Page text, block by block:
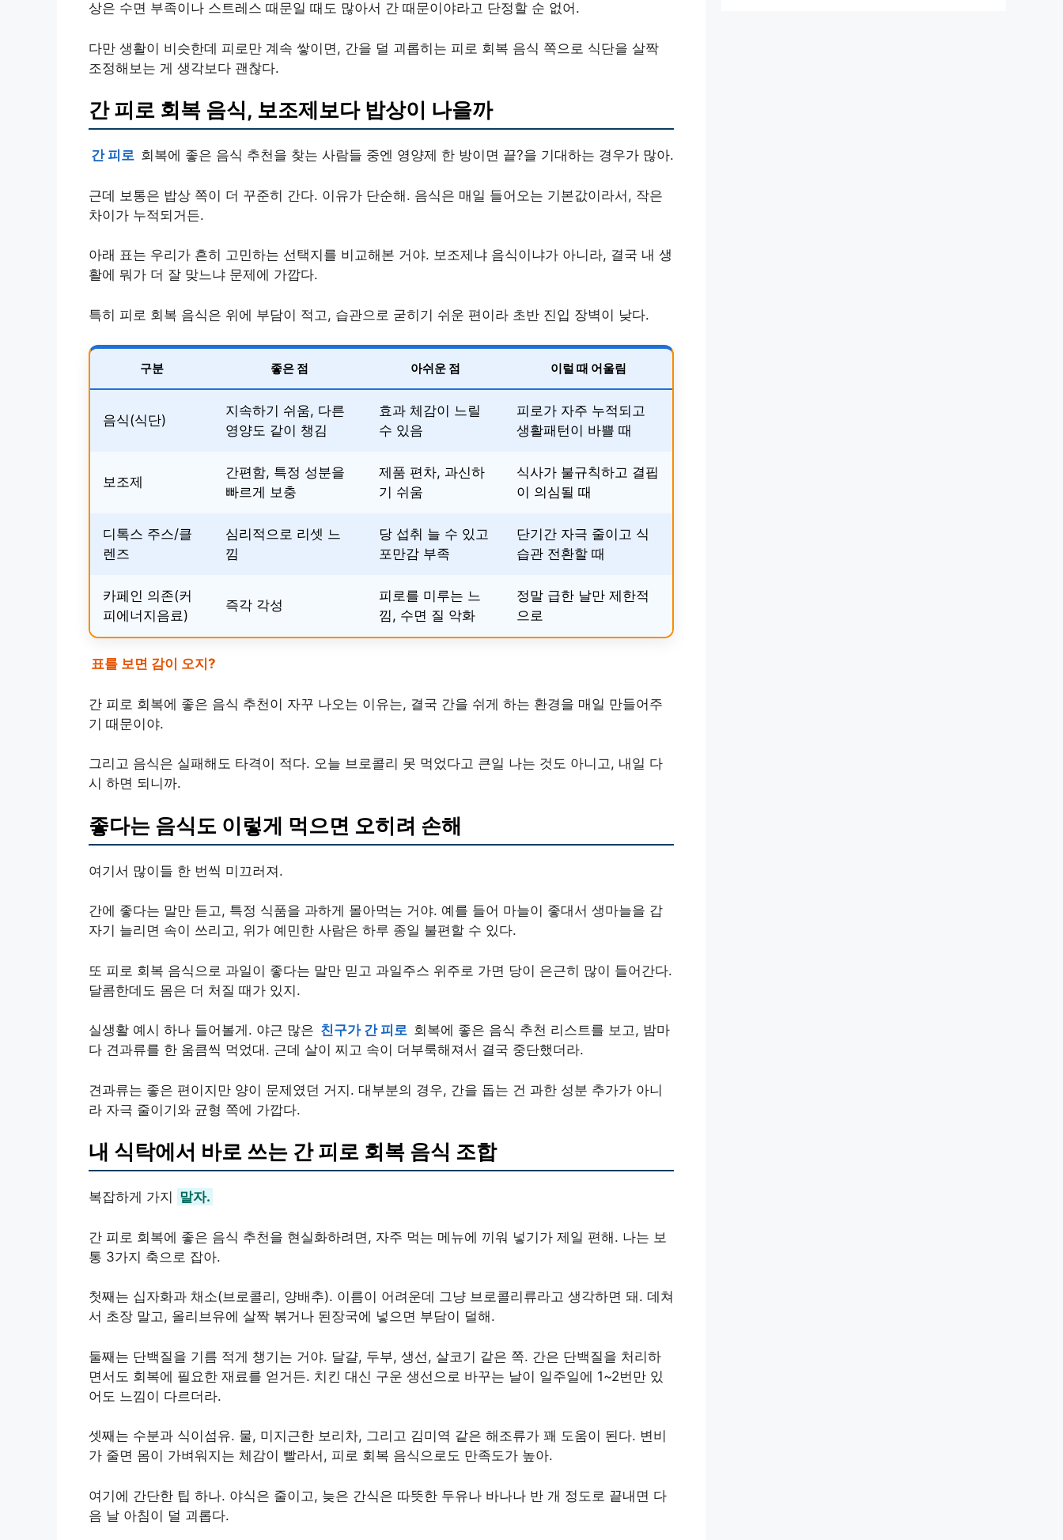
상은 수면 부족이나 스트레스 때문일 때도 많아서 간 때문이야라고 단정할 순 없어.
다만 생활이 비슷한데 피로만 계속 쌓이면, 간을 덜 괴롭히는 피로 회복 음식 쪽으로 식단을 살짝
조정해보는 게 생각보다 괜찮다.
간 피로 회복 음식, 보조제보다 밥상이 나을까
간 피로 회복에 좋은 음식 추천을 찾는 사람들 중엔 영양제 한 방이면 끝?을 기대하는 경우가 많아.
근데 보통은 밥상 쪽이 더 꾸준히 간다. 이유가 단순해. 음식은 매일 들어오는 기본값이라서, 작은
차이가 누적되거든.
아래 표는 우리가 흔히 고민하는 선택지를 비교해본 거야. 보조제냐 음식이냐가 아니라, 결국 내 생
활에 뭐가 더 잘 맞느냐 문제에 가깝다.
특히 피로 회복 음식은 위에 부담이 적고, 습관으로 굳히기 쉬운 편이라 초반 진입 장벽이 낮다.
구분 좋은 점 아쉬운 점 이럴 때 어울림
음식(식단)
지속하기 쉬움, 다른
영양도 같이 챙김
효과 체감이 느릴
수 있음
피로가 자주 누적되고
생활패턴이 바쁠 때
보조제
간편함, 특정 성분을
빠르게 보충
제품 편차, 과신하
기 쉬움
식사가 불규칙하고 결핍
이 의심될 때
디톡스 주스/클
렌즈
심리적으로 리셋 느
낌
당 섭취 늘 수 있고
포만감 부족
단기간 자극 줄이고 식
습관 전환할 때
카페인 의존(커
피에너지음료)
즉각 각성
피로를 미루는 느
낌, 수면 질 악화
정말 급한 날만 제한적
으로
표를 보면 감이 오지?
간 피로 회복에 좋은 음식 추천이 자꾸 나오는 이유는, 결국 간을 쉬게 하는 환경을 매일 만들어주
기 때문이야.
그리고 음식은 실패해도 타격이 적다. 오늘 브로콜리 못 먹었다고 큰일 나는 것도 아니고, 내일 다
시 하면 되니까.
좋다는 음식도 이렇게 먹으면 오히려 손해
여기서 많이들 한 번씩 미끄러져.
간에 좋다는 말만 듣고, 특정 식품을 과하게 몰아먹는 거야. 예를 들어 마늘이 좋대서 생마늘을 갑
자기 늘리면 속이 쓰리고, 위가 예민한 사람은 하루 종일 불편할 수 있다.
또 피로 회복 음식으로 과일이 좋다는 말만 믿고 과일주스 위주로 가면 당이 은근히 많이 들어간다.
달콤한데도 몸은 더 처질 때가 있지.
실생활 예시 하나 들어볼게. 야근 많은 친구가 간 피로 회복에 좋은 음식 추천 리스트를 보고, 밤마
다 견과류를 한 움큼씩 먹었대. 근데 살이 찌고 속이 더부룩해져서 결국 중단했더라.
견과류는 좋은 편이지만 양이 문제였던 거지. 대부분의 경우, 간을 돕는 건 과한 성분 추가가 아니
라 자극 줄이기와 균형 쪽에 가깝다.
내 식탁에서 바로 쓰는 간 피로 회복 음식 조합
복잡하게 가지 말자.
간 피로 회복에 좋은 음식 추천을 현실화하려면, 자주 먹는 메뉴에 끼워 넣기가 제일 편해. 나는 보
통 3가지 축으로 잡아.
첫째는 십자화과 채소(브로콜리, 양배추). 이름이 어려운데 그냥 브로콜리류라고 생각하면 돼. 데쳐
서 초장 말고, 올리브유에 살짝 볶거나 된장국에 넣으면 부담이 덜해.
둘째는 단백질을 기름 적게 챙기는 거야. 달걀, 두부, 생선, 살코기 같은 쪽. 간은 단백질을 처리하
면서도 회복에 필요한 재료를 얻거든. 치킨 대신 구운 생선으로 바꾸는 날이 일주일에 1~2번만 있
어도 느낌이 다르더라.
셋째는 수분과 식이섬유. 물, 미지근한 보리차, 그리고 김미역 같은 해조류가 꽤 도움이 된다. 변비
가 줄면 몸이 가벼워지는 체감이 빨라서, 피로 회복 음식으로도 만족도가 높아.
여기에 간단한 팁 하나. 야식은 줄이고, 늦은 간식은 따뜻한 두유나 바나나 반 개 정도로 끝내면 다
음 날 아침이 덜 괴롭다.